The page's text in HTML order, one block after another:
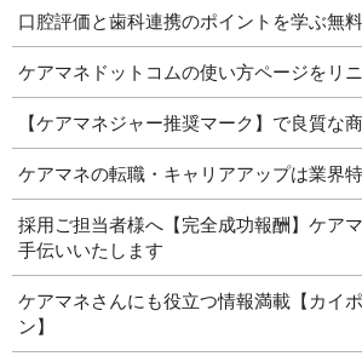
口腔評価と歯科連携のポイントを学ぶ無
ケアマネドットコムの使い方ページをリ
【ケアマネジャー推奨マーク】で良質な
ケアマネの転職・キャリアアップは業界
採用ご担当者様へ【完全成功報酬】ケア
手伝いいたします
ケアマネさんにも役立つ情報満載【カイ
ン】